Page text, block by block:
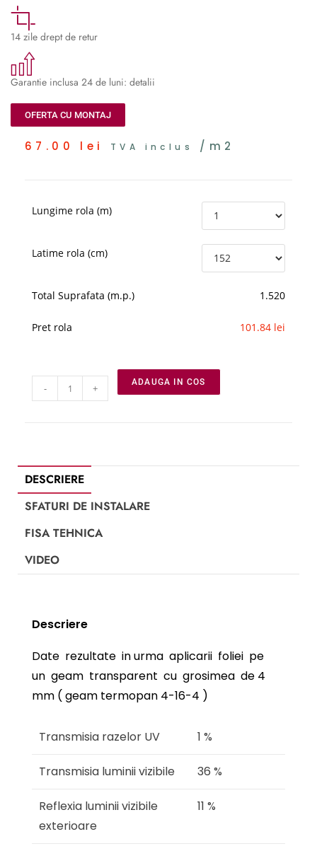
14 zile drept de retur
Garantie inclusa 24 de luni: detalii
OFERTA CU MONTAJ
67.00 lei TVA inclus /m2
Lungime rola (m)
Latime rola (cm)
Total Suprafata (m.p.) 1.520
Pret rola 101.84 lei
- + ADAUGA IN COS
DESCRIERE
SFATURI DE INSTALARE
FISA TEHNICA
VIDEO
Descriere
Date rezultate in urma aplicarii foliei pe
un geam transparent cu grosimea de 4
mm ( geam termopan 4-16-4 )
Transmisia razelor UV 1 %
Transmisia luminii vizibile 36 %
Reflexia luminii vizibile
exterioare
11 %